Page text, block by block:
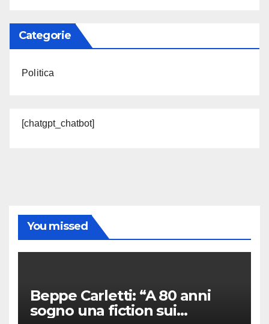
Categorie
Politica
[chatgpt_chatbot]
You missed
Beppe Carletti: “A 80 anni
sogno una fiction sui